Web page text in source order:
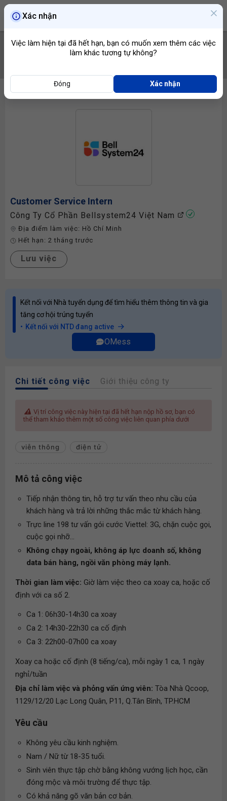
Customer Service Intern
Công Ty Cổ Phần Bellsystem24 Việt Nam
Địa điểm làm việc: Hồ Chí Minh
Hết hạn: 2 tháng trước
Lưu việc
Kết nối với Nhà tuyển dụng để tìm hiểu thêm thông tin và gia
tăng cơ hội trúng tuyển
Kết nối với NTD đang active
OMess
Chi tiết công việc Giới thiệu công ty
Vị trí công việc này hiện tại đã hết hạn nộp hồ sơ, bạn có
thể tham khảo thêm một số công việc liên quan phía dưới
viễn thông điện tử
Mô tả công việc
Tiếp nhận thông tin, hỗ trợ tư vấn theo nhu cầu của
khách hàng và trả lời những thắc mắc từ khách hàng.
Trực line 198 tư vấn gói cước Viettel: 3G, chặn cuộc gọi,
cuộc gọi nhỡ...
Không chạy ngoài, không áp lực doanh số, không
data bán hàng, ngồi văn phòng máy lạnh.
Thời gian làm việc: Giờ làm việc theo ca xoay ca, hoặc cố
định với ca số 2.
Ca 1: 06h30-14h30 ca xoay
Ca 2: 14h30-22h30 ca cố định
Ca 3: 22h00-07h00 ca xoay
Xoay ca hoặc cố định (8 tiếng/ca), mỗi ngày 1 ca, 1 ngày
nghỉ/tuần
Địa chỉ làm việc và phỏng vấn ứng viên: Tòa Nhà Qcoop,
1129/12/20 Lạc Long Quân, P11, Q.Tân Bình, TP.HCM
Yêu cầu
Không yêu cầu kinh nghiệm.
Nam / Nữ từ 18-35 tuổi.
Sinh viên thực tập chờ bằng không vướng lịch học, cần
đóng mộc và môi trường để thực tập.
Có khả năng gõ văn bản cơ bản.
Xác nhận
Việc làm hiện tại đã hết hạn, bạn có muốn xem thêm các việc
làm khác tương tự không?
Đóng Xác nhận